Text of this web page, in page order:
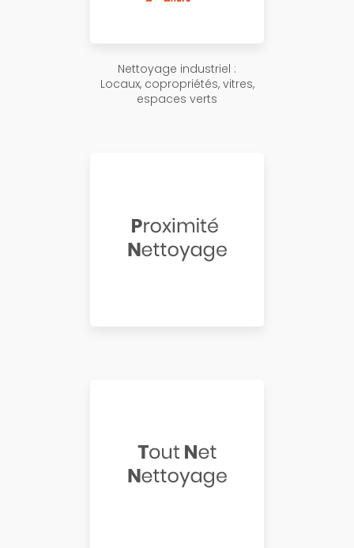
Nettoyage industriel :
Locaux, copropriétés, vitres,
espaces verts